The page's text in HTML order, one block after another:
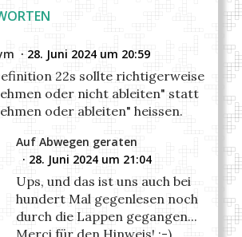
28. Juni 2024 um 20:59
22s sollte richtigerweise
oder nicht ableiten" statt
oder ableiten" heissen.
Auf Abwegen geraten
28. Juni 2024 um 21:04
Ups, und das ist uns auch bei
hundert Mal gegenlesen noch
durch die Lappen gegangen...
Merci für den Hinweis! :-)